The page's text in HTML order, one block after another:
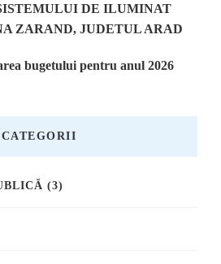
DE ILUMINAT
ZARAND, JUDETUL ARAD
bugetului pentru anul 2026
CATEGORII
(3)